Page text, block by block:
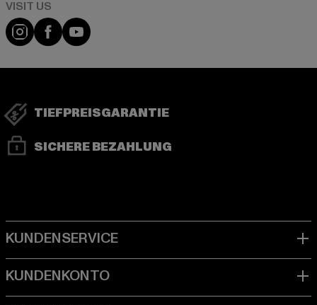
Visit our Instagram page:
Visit our Facebook page:
Visit our YouTube channel:
TIEFPREISGARANTIE
SICHERE BEZAHLUNG